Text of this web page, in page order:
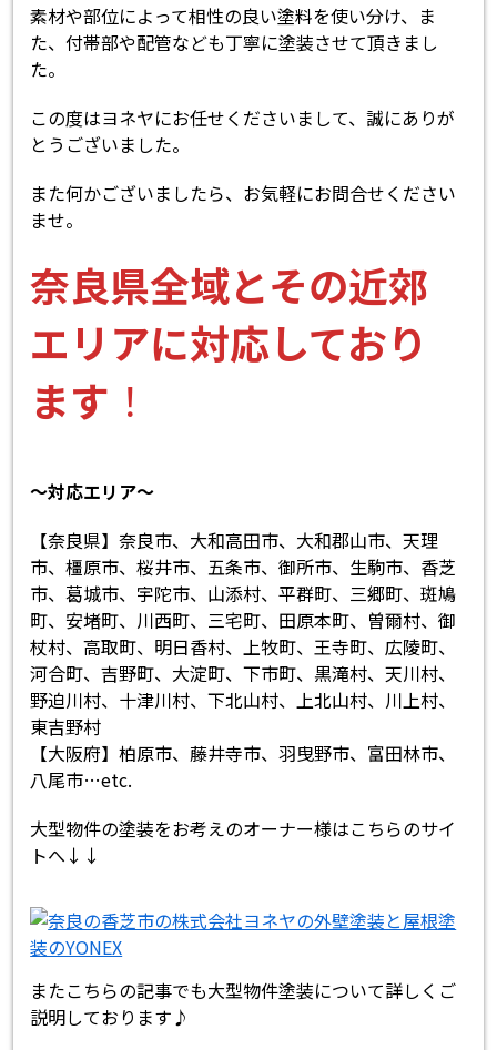
素材や部位によって相性の良い塗料を使い分け、ま
た、付帯部や配管なども丁寧に塗装させて頂きまし
た。
この度はヨネヤにお任せくださいまして、誠にありが
とうございました。
また何かございましたら、お気軽にお問合せください
ませ。
奈良県全域とその近郊
エリアに対応しており
ます ！
～対応エリア～
【奈良県】奈良市、大和高田市、大和郡山市、天理
市、橿原市、桜井市、五条市、御所市、生駒市、香芝
市、葛城市、宇陀市、山添村、平群町、三郷町、斑鳩
町、安堵町、川西町、三宅町、田原本町、曽爾村、御
杖村、高取町、明日香村、上牧町、王寺町、広陵町、
河合町、吉野町、大淀町、下市町、黒滝村、天川村、
野迫川村、十津川村、下北山村、上北山村、川上村、
東吉野村
【大阪府】柏原市、藤井寺市、羽曳野市、富田林市、
八尾市…etc.
大型物件の塗装をお考えのオーナー様はこちらのサイ
トへ↓↓
またこちらの記事でも大型物件塗装について詳しくご
説明しております♪